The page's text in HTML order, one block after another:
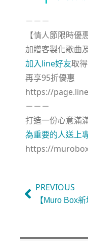
－－－
【情人節限時優惠
加贈客製化歌曲
加入line好友取
再享95折優惠
https://
－－－
打造一份心意滿
為重要的人送上
https://
PREVIOUS
【Muro Box